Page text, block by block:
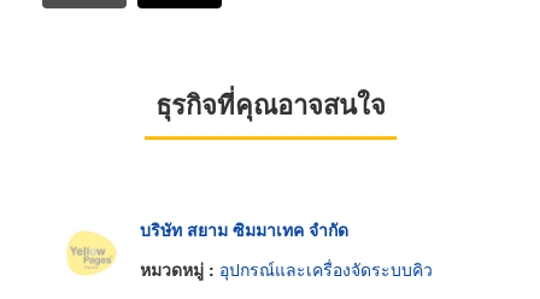
ธุรกิจที่คุณอาจสนใจ
บริษัท สยาม ซิมมาเทค จำกัด
หมวดหมู่ : อุปกรณ์และเครื่องจัดระบบคิว